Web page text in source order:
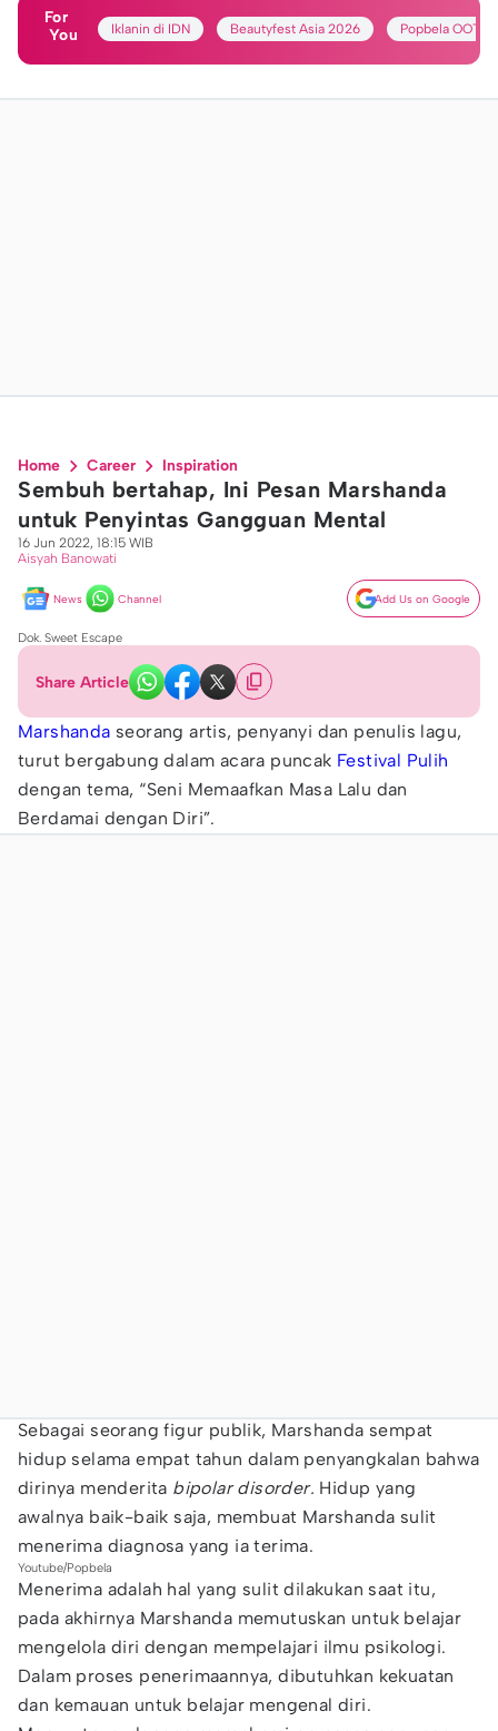
For
You
Iklanin di IDN Beautyfest Asia 2026 Popbela OOTD
Home Career Inspiration
Sembuh bertahap, Ini Pesan Marshanda
untuk Penyintas Gangguan Mental
16 Jun 2022, 18:15 WIB
Aisyah Banowati
News Channel Add Us on Google
Dok. Sweet Escape
Share Article
Marshanda seorang artis, penyanyi dan penulis lagu,
turut bergabung dalam acara puncak Festival Pulih
dengan tema, “Seni Memaafkan Masa Lalu dan
Berdamai dengan Diri”.
Sebagai seorang figur publik, Marshanda sempat
hidup selama empat tahun dalam penyangkalan bahwa
dirinya menderita bipolar disorder. Hidup yang
awalnya baik-baik saja, membuat Marshanda sulit
menerima diagnosa yang ia terima.
Youtube/Popbela
Menerima adalah hal yang sulit dilakukan saat itu,
pada akhirnya Marshanda memutuskan untuk belajar
mengelola diri dengan mempelajari ilmu psikologi.
Dalam proses penerimaannya, dibutuhkan kekuatan
dan kemauan untuk belajar mengenal diri.